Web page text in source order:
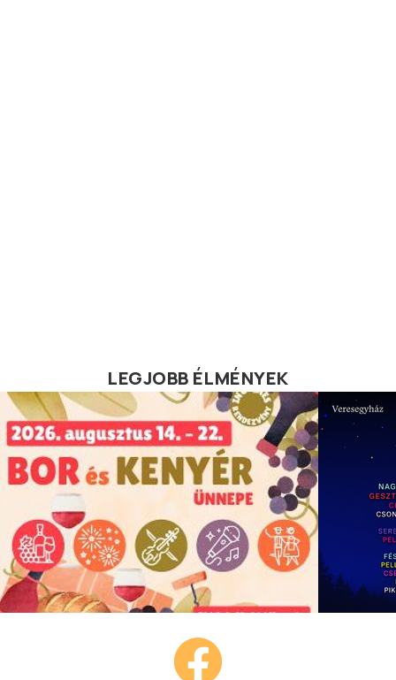
LEGJOBB ÉLMÉNYEK